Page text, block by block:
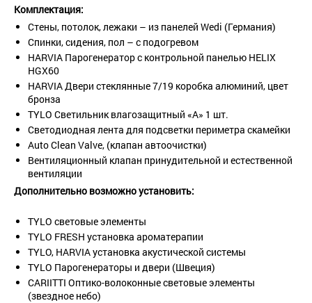
Комплектация:
Стены, потолок, лежаки – из панелей Wedi (Германия)
Спинки, сидения, пол – с подогревом
HARVIA Парогенератор с контрольной панелью HELIX
HGX60
HARVIA Двери стеклянные 7/19 коробка алюминий, цвет
бронза
TYLO Светильник влагозащитный «А» 1 шт.
Светодиодная лента для подсветки периметра скамейки
Auto Clean Valve, (клапан автоочистки)
Вентиляционный клапан принудительной и естественной
вентиляции
Дополнительно возможно установить:
TYLO световые элементы
TYLO FRESH установка ароматерапии
TYLO, HARVIA установка акустической системы
TYLO Парогенераторы и двери (Швеция)
CARIITTI Оптико-волоконные световые элементы
(звездное небо)